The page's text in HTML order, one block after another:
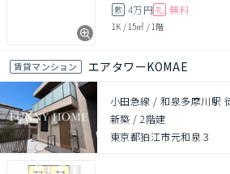
敷 4万円 礼 無料
1K / 15㎡ / 1階
賃貸マンション エアタワーKOMAE
小田急線 / 和泉多摩川駅
新築 /2階建
東京都狛江市元和泉３